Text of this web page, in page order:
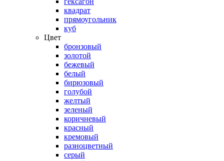
квадрат
прямоугольник
куб
Цвет
бронзовый
золотой
бежевый
белый
бирюзовый
голубой
желтый
зеленый
коричневый
красный
кремовый
разноцветный
серый